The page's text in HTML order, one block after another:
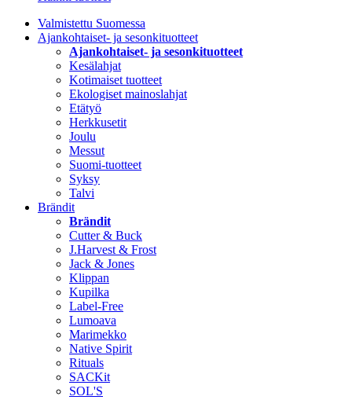
Valmistettu Suomessa
Ajankohtaiset- ja sesonkituotteet
Ajankohtaiset- ja sesonkituotteet
Kesälahjat
Kotimaiset tuotteet
Ekologiset mainoslahjat
Etätyö
Herkkusetit
Joulu
Messut
Suomi-tuotteet
Syksy
Talvi
Brändit
Brändit
Cutter & Buck
J.Harvest & Frost
Jack & Jones
Klippan
Kupilka
Label-Free
Lumoava
Marimekko
Native Spirit
Rituals
SACKit
SOL'S